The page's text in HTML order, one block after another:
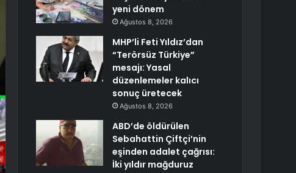
yeni dönem
Ağustos 8, 2026
MHP’li Feti Yıldız’dan
“Terörsüz Türkiye”
mesajı: Yasal
düzenlemeler kalıcı
sonuç üretecek
Ağustos 8, 2026
ABD’de öldürülen
Sebahattin Çiftçi’nin
eşinden adalet çağrısı:
İki yıldır mağduruz